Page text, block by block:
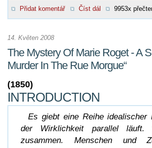
Přidat komentář Číst dál 9953x
14. Květen 2008
The Mystery Of Marie Roget - A
Murder In The Rue Morgue“
(1850)
INTRODUCTION
Es giebt eine Reihe idealischer
der Wirklichkeit parallel läuft.
zusammen. Menschen und